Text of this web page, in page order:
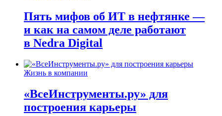
Пять мифов об ИТ в нефтянке —
и как на самом деле работают
в Nedra Digital
Жизнь в компании
«ВсеИнструменты.ру» для
построения карьеры